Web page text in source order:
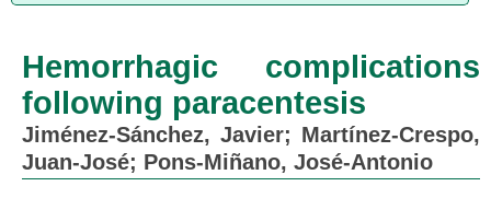
Hemorrhagic complications
following paracentesis
Jiménez-Sánchez, Javier; Martínez-Crespo,
Juan-José; Pons-Miñano, José-Antonio